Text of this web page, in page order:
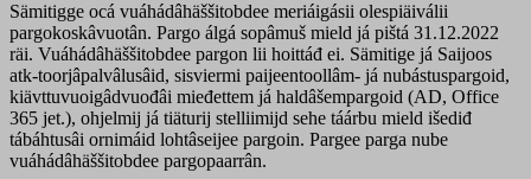
Sämitigge ocá vuáhádâhäššitobdee meriáigásii olespiäiválii
pargokoskâvuotân. Pargo álgá sopâmuš mield já pištá 31.12.2022
räi. Vuáhádâhäššitobdee pargon lii hoittáđ ei. Sämitige já Saijoos
atk-toorjâpalvâlusâid, sisviermi paijeentoollâm- já nubástuspargoid,
kiävttuvuoigâdvuođâi mieđettem já haldâšempargoid (AD, Office
365 jet.), ohjelmij já tiäturij stelliimijd sehe táárbu mield išediđ
tábáhtusâi ornimáid lohtâseijee pargoin. Pargee parga nube
vuáhádâhäššitobdee pargopaarrân.